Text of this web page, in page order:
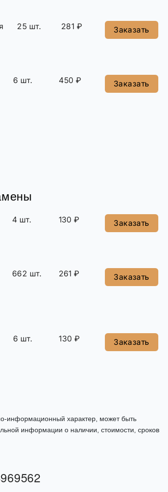
25 шт. 281 ₽ Заказать
6 шт. 450 ₽ Заказать
4 шт. 130 ₽ Заказать
662 шт. 261 ₽ Заказать
6 шт. 130 ₽ Заказать
информационный характер, может быть
информации о наличии, стоимости, сроков